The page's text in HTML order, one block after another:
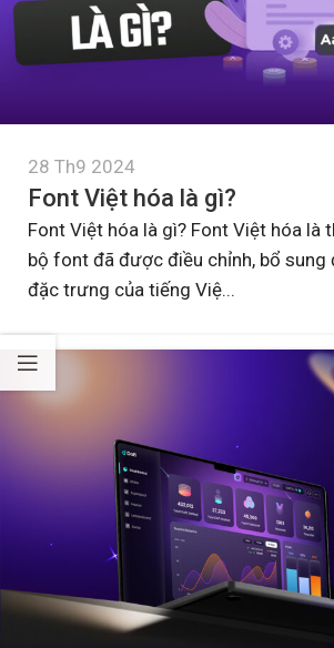
28 Th9 2024
Font Việt hóa là gì?
Font Việt hóa là gì? Font Việt hóa là
bộ font đã được điều chỉnh, bổ sung
đặc trưng của tiếng Việ...